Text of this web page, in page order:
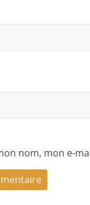
nom, mon e-